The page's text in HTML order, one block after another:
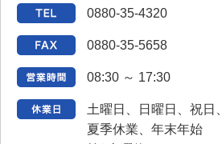
0880-35-4320
0880-35-5658
08:30 ～ 17:30
土曜日、日曜日、祝日
夏季休業、年末年始